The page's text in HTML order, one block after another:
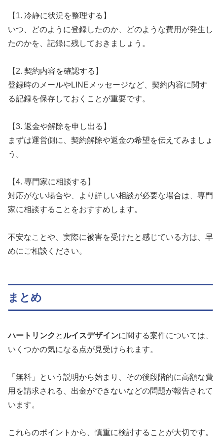
【1. 冷静に状況を整理する】
いつ、どのように登録したのか、どのような費用が発生し
たのかを、記録に残しておきましょう。
【2. 契約内容を確認する】
登録時のメールやLINEメッセージなど、契約内容に関す
る記録を保存しておくことが重要です。
【3. 返金や解除を申し出る】
まずは運営側に、契約解除や返金の希望を伝えてみましょ
う。
【4. 専門家に相談する】
対応がない場合や、より詳しい相談が必要な場合は、専門
家に相談することをおすすめします。
不安なことや、実際に被害を受けたと感じている方は、早
めにご相談ください。
まとめ
ハートリンク と ルイスデザインに関する案件については、
いくつかの気になる点が見受けられます。
「無料」という説明から始まり、その後段階的に高額な費
用を請求される、出金ができないなどの問題が報告されて
います。
これらのポイントから、慎重に検討することが大切です。